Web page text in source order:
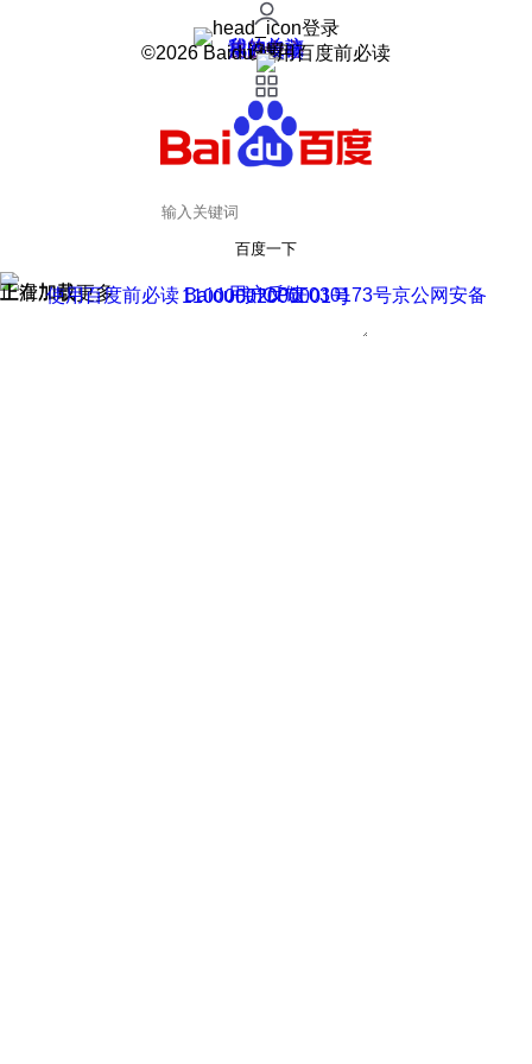
登录
我的关注
我的收藏
皮肤中心
用户反馈
设置
©2026 Baidu 使用百度前必读
百度一下
正在加载
上滑加载更多 用户反馈
使用百度前必读 Baidu 京ICP证030173号
京公网安备11000002000001号